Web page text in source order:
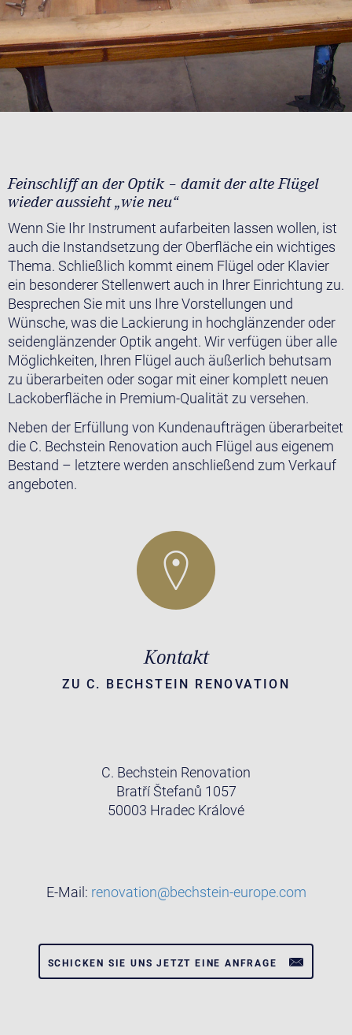
Feinschliff an der Optik – damit der alte Flügel
wieder aussieht „wie neu“
Wenn Sie Ihr Instrument aufarbeiten lassen wollen, ist
auch die Instandsetzung der Oberfläche ein wichtiges
Thema. Schließlich kommt einem Flügel oder Klavier
ein besonderer Stellenwert auch in Ihrer Einrichtung zu.
Besprechen Sie mit uns Ihre Vorstellungen und
Wünsche, was die Lackierung in hochglänzender oder
seidenglänzender Optik angeht. Wir verfügen über alle
Möglichkeiten, Ihren Flügel auch äußerlich behutsam
zu überarbeiten oder sogar mit einer komplett neuen
Lackoberfläche in Premium-Qualität zu versehen.
Neben der Erfüllung von Kundenaufträgen überarbeitet
die C. Bechstein Renovation auch Flügel aus eigenem
Bestand – letztere werden anschließend zum Verkauf
angeboten.
Kontakt
ZU C. BECHSTEIN RENOVATION
C. Bechstein Renovation
Bratří Štefanů 1057
50003 Hradec Králové
E-Mail: renovation@bechstein-europe.com
SCHICKEN SIE UNS JETZT EINE ANFRAGE